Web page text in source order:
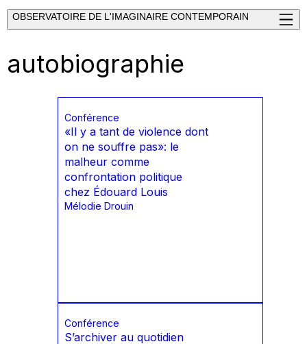
OBSERVATOIRE DE L'IMAGINAIRE CONTEMPORAIN
autobiographie
Conférence
«Il y a tant de violence dont
on ne souffre pas»: le
malheur comme
confrontation politique
chez Édouard Louis
Mélodie Drouin
Conférence
S’archiver au quotidien